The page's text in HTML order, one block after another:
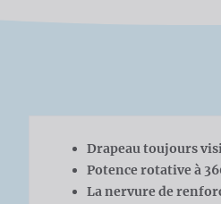
Drapeau toujours
Potence rotative à
La nervure de